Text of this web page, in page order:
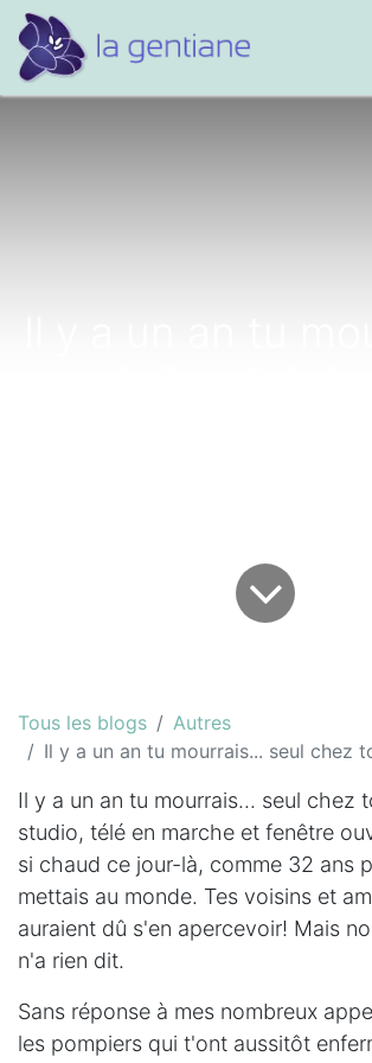
Tous les blogs
Autres
Il y a un an tu mourrais... seul chez toi
Il y a un an tu mourrais... seul chez
studio, télé en marche et fenêtre
si chaud ce jour-là, comme 32 ans
mettais au monde. Tes voisins et
auraient dû s'en apercevoir! Mais
n'a rien dit.
Sans réponse à mes nombreux
les pompiers qui t'ont aussitôt